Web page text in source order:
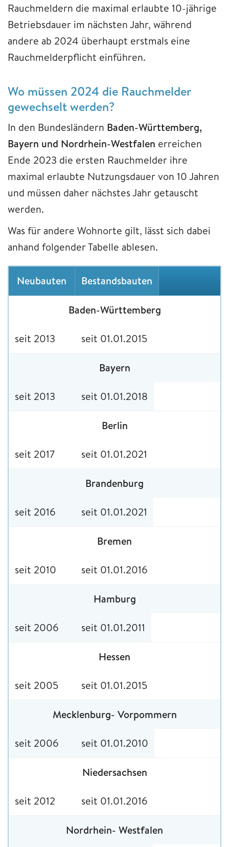
Rauchmeldern die maximal erlaubte 10-jährige
Betriebsdauer im nächsten Jahr, während
andere ab 2024 überhaupt erstmals eine
Rauchmelderpflicht einführen.
Wo müssen 2024 die Rauchmelder
gewechselt werden?
In den Bundesländern Baden-Württemberg,
Bayern und Nordrhein-Westfalen erreichen
Ende 2023 die ersten Rauchmelder ihre
maximal erlaubte Nutzungsdauer von 10 Jahren
und müssen daher nächstes Jahr getauscht
werden.
Was für andere Wohnorte gilt, lässt sich dabei
anhand folgender Tabelle ablesen.
Neubauten Bestandsbauten
Baden-Württemberg
seit 2013 seit 01.01.2015
Bayern
seit 2013 seit 01.01.2018
Berlin
seit 2017 seit 01.01.2021
Brandenburg
seit 2016 seit 01.01.2021
Bremen
seit 2010 seit 01.01.2016
Hamburg
seit 2006 seit 01.01.2011
Hessen
seit 2005 seit 01.01.2015
Mecklenburg- Vorpommern
seit 2006 seit 01.01.2010
Niedersachsen
seit 2012 seit 01.01.2016
Nordrhein- Westfalen